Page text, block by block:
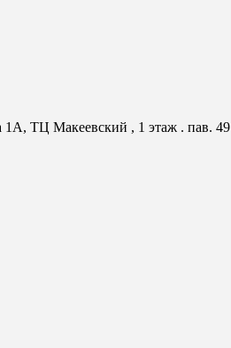
ТЦ Макеевский , 1 этаж . пав. 49